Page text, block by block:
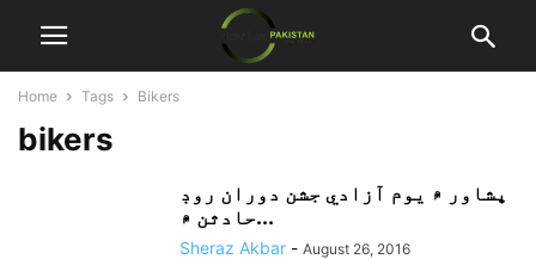
Home Tags Bikers
bikers
پشاور ۾ يوم آزادي جشن دوران روڊ
حادثن ۾...
Sheraz Akbar - August 26, 2016